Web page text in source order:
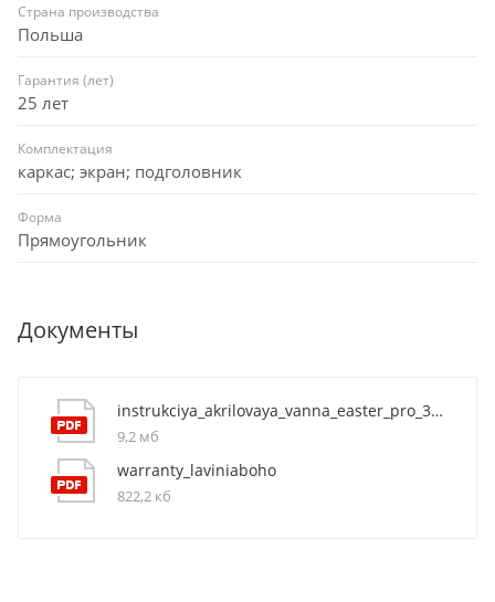
Страна производства
Польша
Гарантия (лет)
25 лет
Комплектация
каркас; экран; подголовник
Форма
Прямоугольник
Документы
instrukciya_akrilovaya_vanna_easter_pro_37060050
9,2 мб
warranty_laviniaboho
822,2 кб